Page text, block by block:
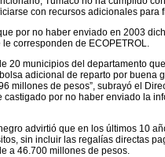
con recursos adicionales para
por no haber enviado en 2003
corresponden de ECOPETROL.
20 municipios del departamento
adicional de reparto por buena
millones de pesos”, subrayó el
castigado por no haber enviado la
advirtió que en los últimos 10
sin incluir las regalías directas
a 46.700 millones de pesos.